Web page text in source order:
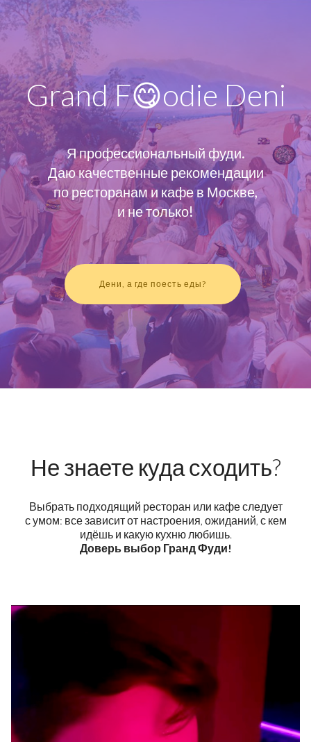
Grand F😋odie Deni
Я профессиональный фуди.
Даю качественные рекомендации
по ресторанам и кафе в Москве,
и не только!
Дени, а где поесть еды?
Не знаете куда сходить?
Выбрать подходящий ресторан или кафе следует
с умом: все зависит от настроения, ожиданий, с кем
идёшь и какую кухню любишь.
Доверь выбор Гранд Фуди!